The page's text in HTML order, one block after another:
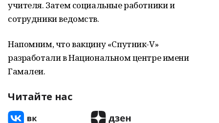
учителя. Затем социальные работники и
сотрудники ведомств.
Напомним, что вакцину «Спутник-V»
разработали в Национальном центре имени
Гамалеи.
Читайте нас